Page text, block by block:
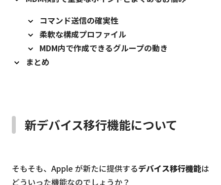
コマンド送信の確実性
柔軟な構成プロファイル
MDM内で作成できるグループの動き
まとめ
新デバイス移行機能について
そもそも、Apple が新たに提供するデバイス移行機能は
どういった機能なのでしょうか？